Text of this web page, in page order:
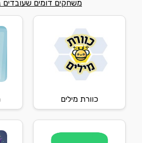
משחקים דומים שעובדים
כוורת מילים